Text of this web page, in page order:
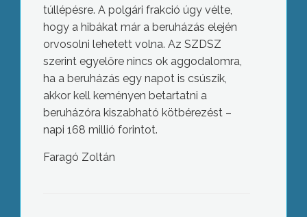
túllépésre. A polgári frakció úgy vélte,
hogy a hibákat már a beruházás elején
orvosolni lehetett volna. Az SZDSZ
szerint egyelőre nincs ok aggodalomra,
ha a beruházás egy napot is csúszik,
akkor kell keményen betartatni a
beruházóra kiszabható kötbérezést –
napi 168 millió forintot.
Faragó Zoltán
Szent István nap